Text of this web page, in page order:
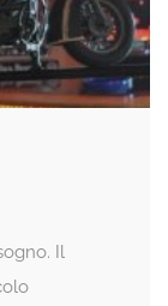
Il